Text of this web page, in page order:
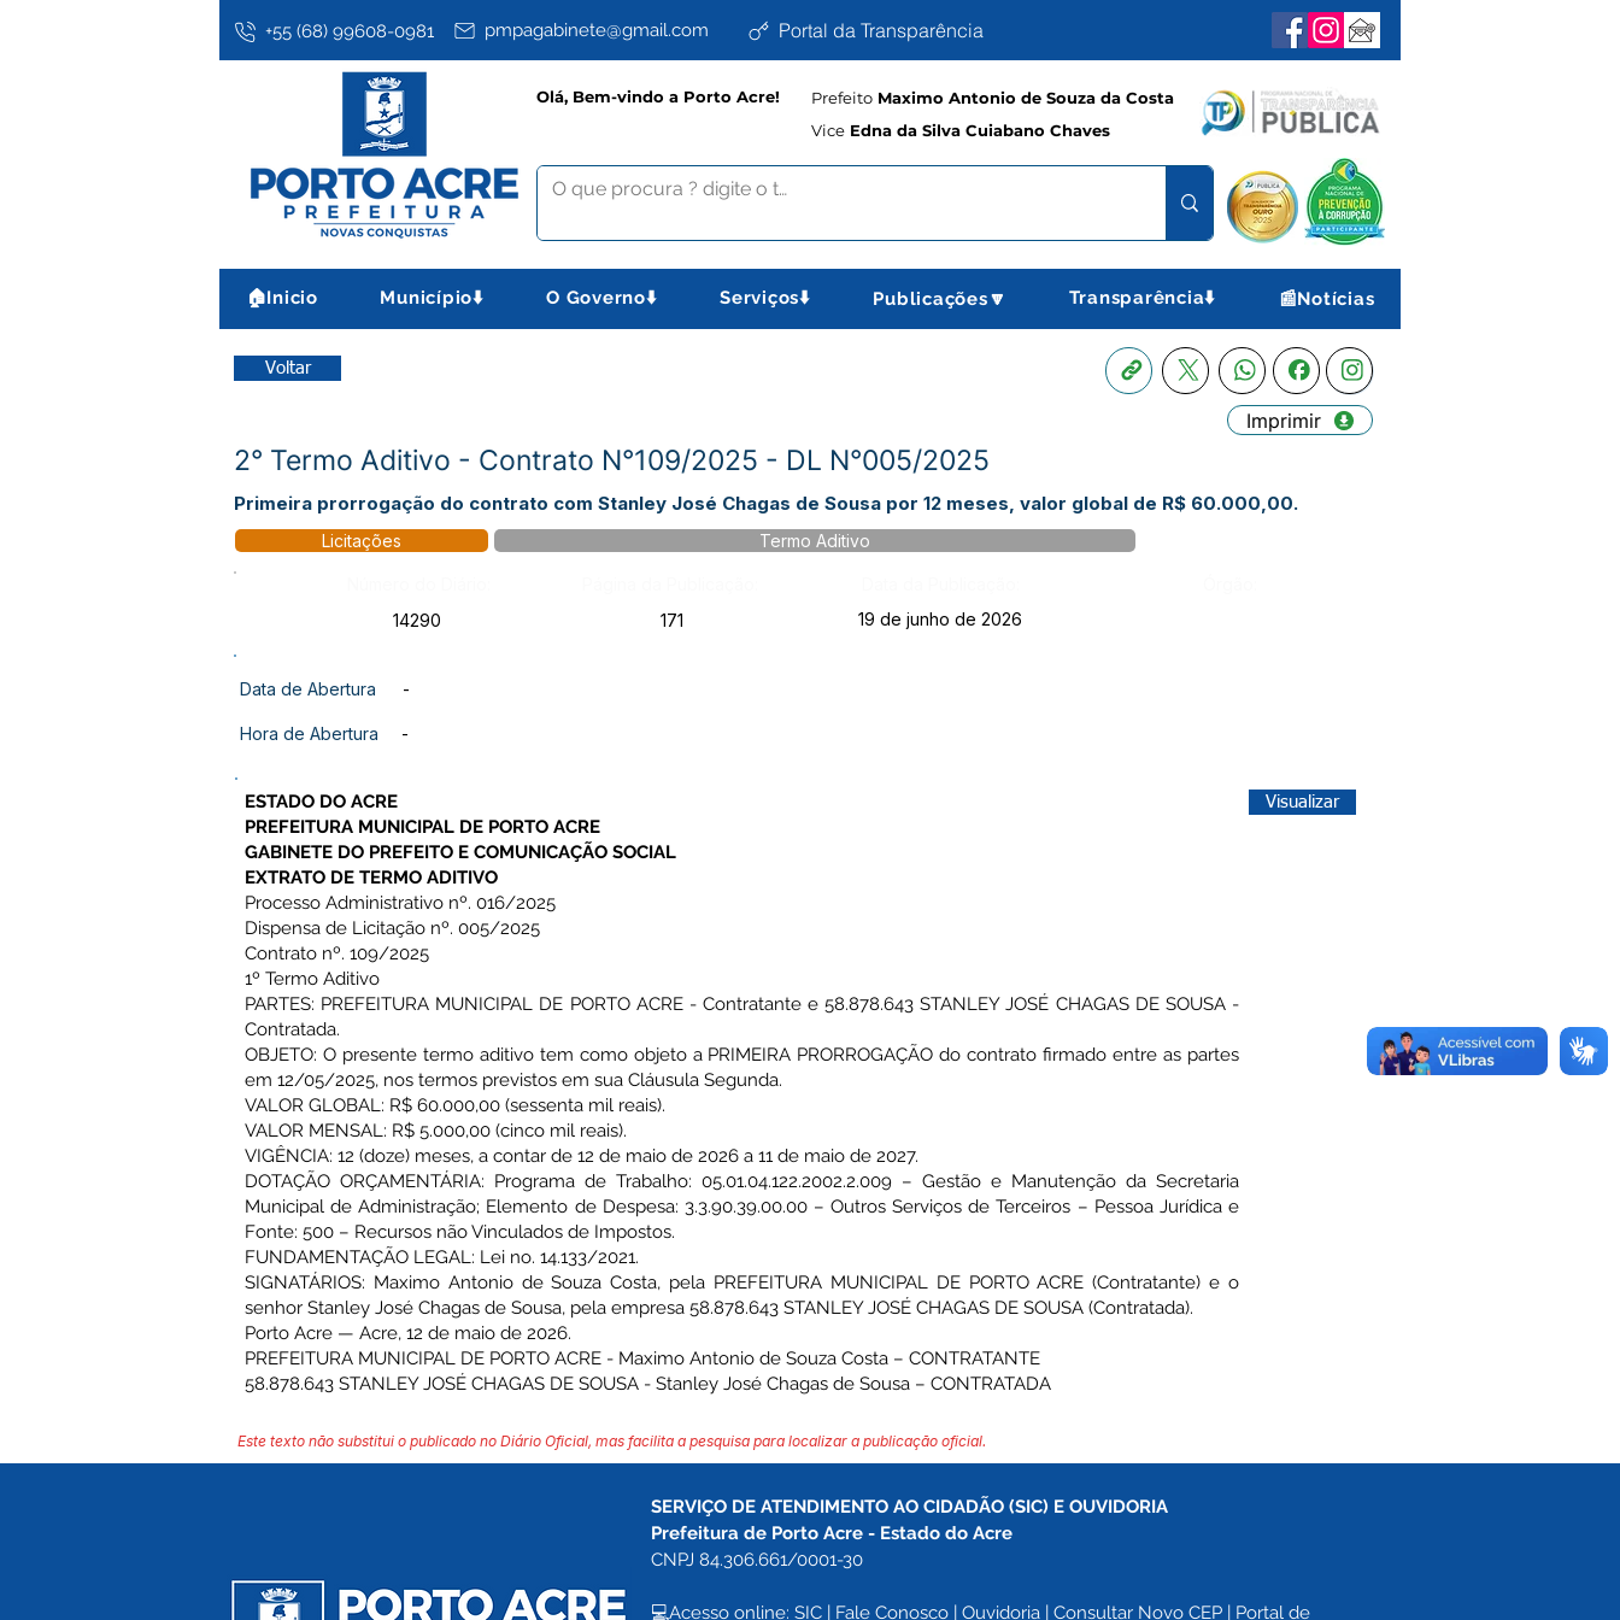
+55 (68) 99608-0981 pmpagabinete@gmail.com Portal da Transparência
Olá, Bem-vindo a Porto Acre! Prefeito Maximo Antonio de Souza da Costa
Vice Edna da Silva Cuiabano Chaves
🏠Inicio Município⬇️ O Governo⬇️ Serviços⬇️ Publicações🔽 Transparência⬇️ 📰Notícias
Voltar
Imprimir
2° Termo Aditivo - Contrato N°109/2025 - DL N°005/2025
Primeira prorrogação do contrato com Stanley José Chagas de Sousa por 12 meses, valor global de R$ 60.000,00.
Licitações Termo Aditivo
14290
171 19 de junho de 2026
Data de Abertura -
Hora de Abertura -
ESTADO DO ACRE
PREFEITURA MUNICIPAL DE PORTO ACRE
GABINETE DO PREFEITO E COMUNICAÇÃO SOCIAL
EXTRATO DE TERMO ADITIVO
Processo Administrativo nº. 016/2025
Dispensa de Licitação nº. 005/2025
Contrato nº. 109/2025
1º Termo Aditivo
PARTES: PREFEITURA MUNICIPAL DE PORTO ACRE - Contratante e 58.878.643 STANLEY JOSÉ CHAGAS DE SOUSA -
Contratada.
OBJETO: O presente termo aditivo tem como objeto a PRIMEIRA PRORROGAÇÃO do contrato firmado entre as partes
em 12/05/2025, nos termos previstos em sua Cláusula Segunda.
VALOR GLOBAL: R$ 60.000,00 (sessenta mil reais).
VALOR MENSAL: R$ 5.000,00 (cinco mil reais).
VIGÊNCIA: 12 (doze) meses, a contar de 12 de maio de 2026 a 11 de maio de 2027.
DOTAÇÃO ORÇAMENTÁRIA: Programa de Trabalho: 05.01.04.122.2002.2.009 – Gestão e Manutenção da Secretaria
Municipal de Administração; Elemento de Despesa: 3.3.90.39.00.00 – Outros Serviços de Terceiros – Pessoa Jurídica e
Fonte: 500 – Recursos não Vinculados de Impostos.
FUNDAMENTAÇÃO LEGAL: Lei no. 14.133/2021.
SIGNATÁRIOS: Maximo Antonio de Souza Costa, pela PREFEITURA MUNICIPAL DE PORTO ACRE (Contratante) e o
senhor Stanley José Chagas de Sousa, pela empresa 58.878.643 STANLEY JOSÉ CHAGAS DE SOUSA (Contratada).
Porto Acre — Acre, 12 de maio de 2026.
PREFEITURA MUNICIPAL DE PORTO ACRE - Maximo Antonio de Souza Costa – CONTRATANTE
58.878.643 STANLEY JOSÉ CHAGAS DE SOUSA - Stanley José Chagas de Sousa – CONTRATADA
Visualizar
Este texto não substitui o publicado no Diário Oficial, mas facilita a pesquisa para localizar a publicação oficial.
SERVIÇO DE ATENDIMENTO AO CIDADÃO (SIC) E OUVIDORIA
Prefeitura de Porto Acre - Estado do Acre
CNPJ 84.306.661/0001-30
💻Acesso online: SIC | Fale Conosco | Ouvidoria | Consultar Novo CEP | Portal de